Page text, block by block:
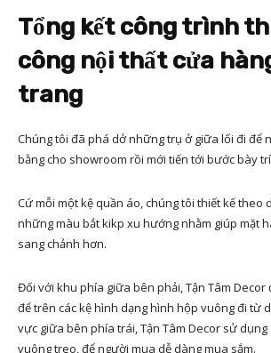
Tổng kết công trình
công nội thất cửa
trang
Chúng tôi đã phá dở những trụ ở giữa lối đi để
bằng cho showroom rồi mới tiến tới bước bày
Cứ mỗi một kệ quần áo, chúng tôi thiết kế theo
những màu bắt kikp xu hướng nhằm giúp mặt
sang chảnh hơn.
Đối với khu phía giữa bên phải, Tận Tâm Decor
để trên các kệ hình dạng hình hộp vuông đi từ
vực giữa bên phía trái, Tận Tâm Decor sử dụng
vuông treo, để người mua dễ dàng mua sắm.